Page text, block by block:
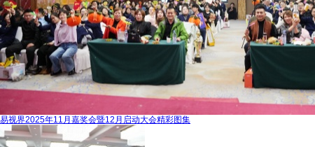
易视界2025年11月嘉奖会暨12月启动大会精彩图集